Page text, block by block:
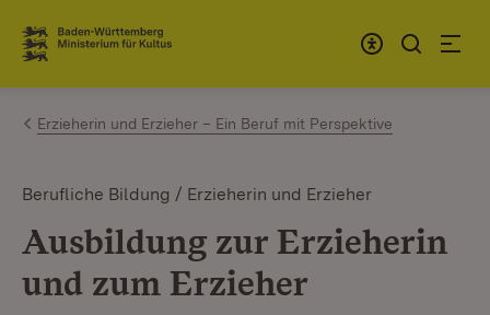
Zum Inhalt springen
Link zur Startseite
Erzieherin und Erzieher – Ein Beruf mit Perspektive
Berufliche Bildung / Erzieherin und Erzieher
Ausbildung zur Erzieherin
und zum Erzieher